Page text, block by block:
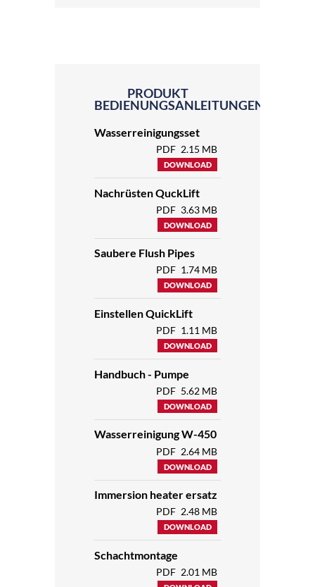
PRODUKT
BEDIENUNGSANLEITUNGEN
Wasserreinigungsset
PDF 2.15 MB
DOWNLOAD
Nachrüsten QuckLift
PDF 3.63 MB
DOWNLOAD
Saubere Flush Pipes
PDF 1.74 MB
DOWNLOAD
Einstellen QuickLift
PDF 1.11 MB
DOWNLOAD
Handbuch - Pumpe
PDF 5.62 MB
DOWNLOAD
Wasserreinigung W-450
PDF 2.64 MB
DOWNLOAD
Immersion heater ersatz
PDF 2.48 MB
DOWNLOAD
Schachtmontage
PDF 2.01 MB